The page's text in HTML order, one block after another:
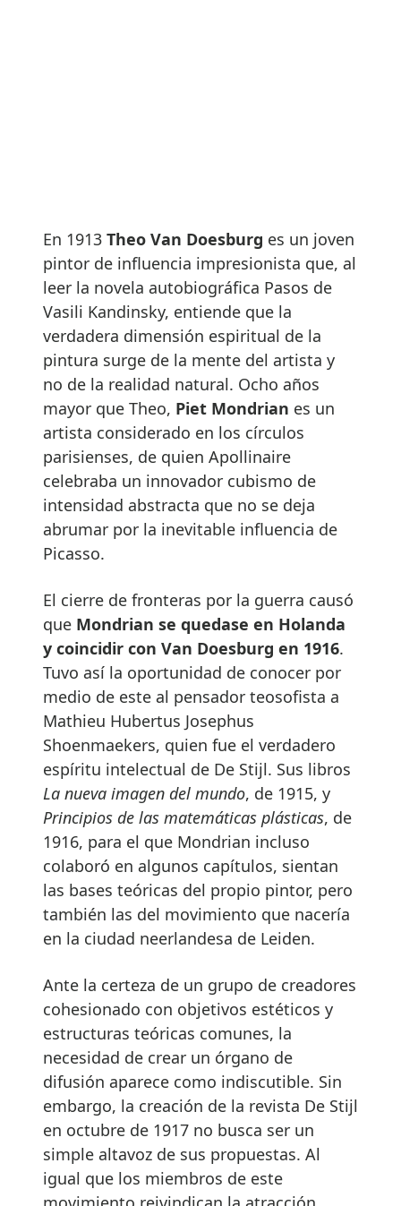
En 1913 Theo Van Doesburg es un joven
pintor de influencia impresionista que, al
leer la novela autobiográfica Pasos de
Vasili Kandinsky, entiende que la
verdadera dimensión espiritual de la
pintura surge de la mente del artista y
no de la realidad natural. Ocho años
mayor que Theo, Piet Mondrian es un
artista considerado en los círculos
parisienses, de quien Apollinaire
celebraba un innovador cubismo de
intensidad abstracta que no se deja
abrumar por la inevitable influencia de
Picasso.
El cierre de fronteras por la guerra causó
que Mondrian se quedase en Holanda
y coincidir con Van Doesburg en 1916.
Tuvo así la oportunidad de conocer por
medio de este al pensador teosofista a
Mathieu Hubertus Josephus
Shoenmaekers, quien fue el verdadero
espíritu intelectual de De Stijl. Sus libros
La nueva imagen del mundo, de 1915, y
Principios de las matemáticas plásticas, de
1916, para el que Mondrian incluso
colaboró en algunos capítulos, sientan
las bases teóricas del propio pintor, pero
también las del movimiento que nacería
en la ciudad neerlandesa de Leiden.
Ante la certeza de un grupo de creadores
cohesionado con objetivos estéticos y
estructuras teóricas comunes, la
necesidad de crear un órgano de
difusión aparece como indiscutible. Sin
embargo, la creación de la revista De Stijl
en octubre de 1917 no busca ser un
simple altavoz de sus propuestas. Al
igual que los miembros de este